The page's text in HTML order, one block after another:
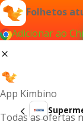
Folhetos
Adicionar ao
App Kimbino
Todas as ofertas